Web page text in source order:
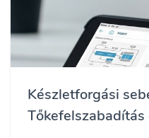
Készletforgási
Tőkefelszabadítás